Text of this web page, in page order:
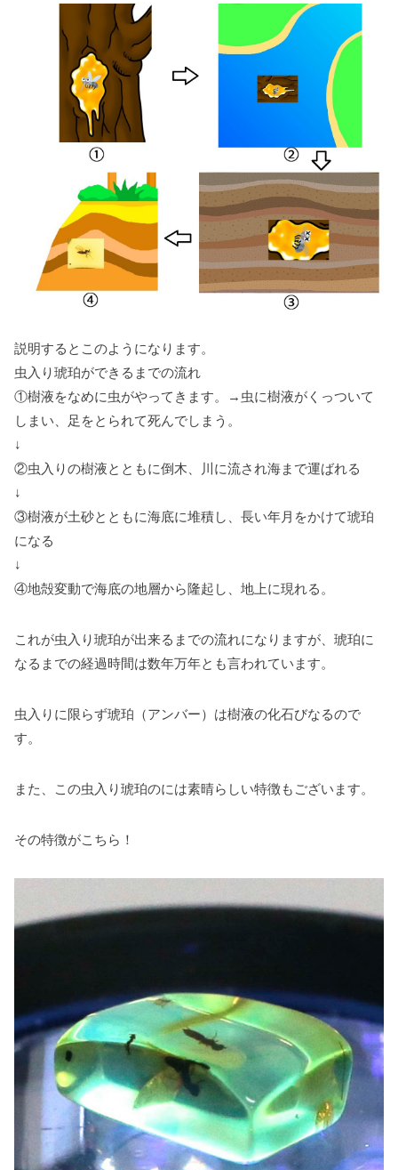
説明するとこのようになります。
虫入り琥珀ができるまでの流れ
①樹液をなめに虫がやってきます。→虫に樹液がくっついて
しまい、足をとられて死んでしまう。
↓
②虫入りの樹液とともに倒木、川に流され海まで運ばれる
↓
③樹液が土砂とともに海底に堆積し、長い年月をかけて琥珀
になる
↓
④地殻変動で海底の地層から隆起し、地上に現れる。
これが虫入り琥珀が出来るまでの流れになりますが、琥珀に
なるまでの経過時間は数年万年とも言われています。
虫入りに限らず琥珀（アンバー）は樹液の化石びなるので
す。
また、この虫入り琥珀のには素晴らしい特徴もございます。
その特徴がこちら！